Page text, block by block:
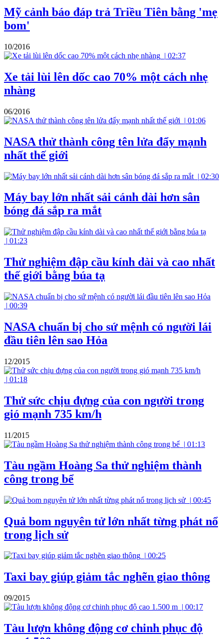
Mỹ cảnh báo đáp trả Triều Tiên bằng 'mẹ
bom'
10/2016
| 02:37
Xe tải lùi lên dốc cao 70% một cách nhẹ
nhàng
06/2016
| 01:06
NASA thử thành công tên lửa đẩy mạnh
nhất thế giới
| 02:30
Máy bay lớn nhất sải cánh dài hơn sân
bóng đá sắp ra mắt
| 01:23
Thử nghiệm đập cầu kính dài và cao nhất
thế giới bằng búa tạ
| 00:39
NASA chuẩn bị cho sứ mệnh có người lái
đầu tiên lên sao Hỏa
12/2015
| 01:18
Thử sức chịu đựng của con người trong
gió mạnh 735 km/h
11/2015
| 01:13
Tàu ngầm Hoàng Sa thử nghiệm thành
công trong bể
| 00:45
Quả bom nguyên tử lớn nhất từng phát nổ
trong lịch sử
| 00:25
Taxi bay giúp giảm tắc nghẽn giao thông
09/2015
| 00:17
Tàu lượn không động cơ chinh phục độ